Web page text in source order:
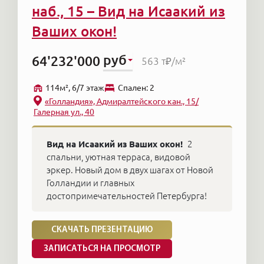
жилья без ожиданий и рисков всегда остается
популярной, а агентство «Элитные квартиры»
сопровождению сделки.
наб., 15 – Вид на Исаакий из
Ваших окон!
64'232'000 руб 563 т₽/м²
114м², 6/7 этаж
Cпален: 2
«Голландия», Адмиралтейского кан., 15/
Галерная ул., 40
Вид на Исаакий из Ваших окон! 2
спальни, уютная терраса, видовой
эркер. Новый дом в двух шагах от Новой
Голландии и главных
достопримечательностей Петербурга!
СКАЧАТЬ ПРЕЗЕНТАЦИЮ
ЗАПИСАТЬСЯ НА ПРОСМОТР